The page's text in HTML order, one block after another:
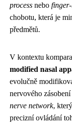
process nebo
chobotu, která je
předmětů.
V kontextu
modified nasal
evolučně
nervového
nerve network,
precizní ovládání